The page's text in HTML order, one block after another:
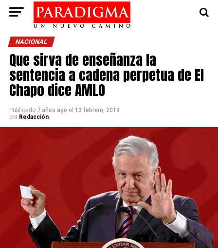
NACIONAL
Que sirva de enseñanza la
sentencia a cadena perpetua de El
Chapo dice AMLO
Publicado 7 años ago el 13 febrero, 2019
por Redacción